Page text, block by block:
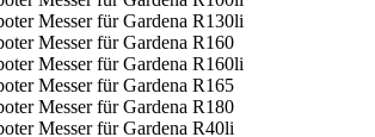
Messer für Gardena R130li
Messer für Gardena R160
Messer für Gardena R160li
Messer für Gardena R165
Messer für Gardena R180
Messer für Gardena R40li